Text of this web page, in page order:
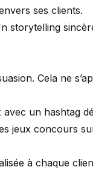
ses clients.
storytelling
Cela ne
un hashtag
jeux concours
à chaque